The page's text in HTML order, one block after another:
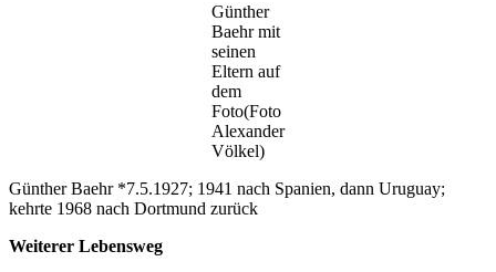
Günther
Baehr mit
seinen
Eltern auf
dem
Foto(Foto
Alexander
Völkel)
Günther Baehr *7.5.1927; 1941 nach Spanien, dann Uruguay;
kehrte 1968 nach Dortmund zurück
Weiterer Lebensweg